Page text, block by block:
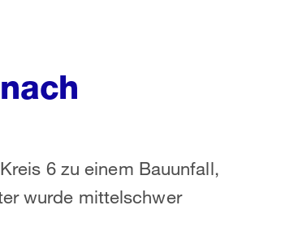
6 zu einem Bauunfall,
wurde mittelschwer